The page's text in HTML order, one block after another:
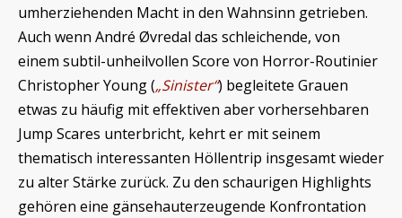
umherziehenden Macht in den Wahnsinn getrieben.
Auch wenn André Øvredal das schleichende, von
einem subtil-unheilvollen Score von Horror-Routinier
Christopher Young („Sinister“) begleitete Grauen
etwas zu häufig mit effektiven aber vorhersehbaren
Jump Scares unterbricht, kehrt er mit seinem
thematisch interessanten Höllentrip insgesamt wieder
zu alter Stärke zurück. Zu den schaurigen Highlights
gehören eine gänsehauterzeugende Konfrontation